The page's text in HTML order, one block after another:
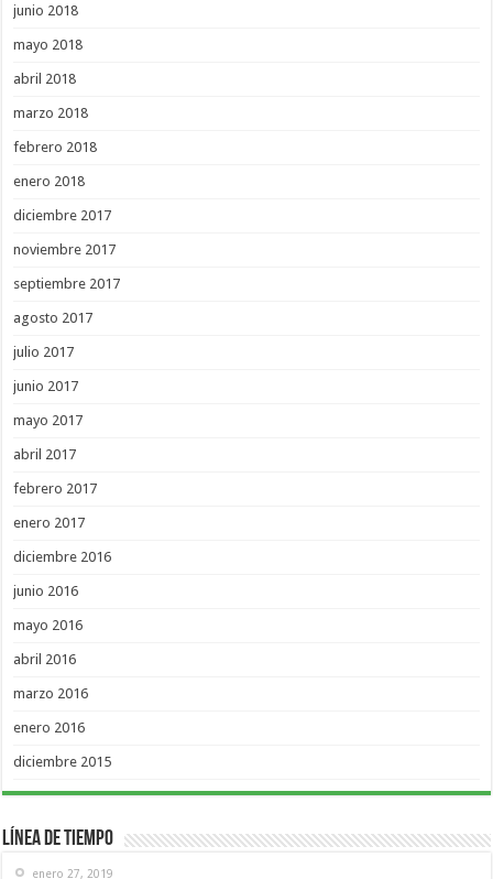
junio 2018
mayo 2018
abril 2018
marzo 2018
febrero 2018
enero 2018
diciembre 2017
noviembre 2017
septiembre 2017
agosto 2017
julio 2017
junio 2017
mayo 2017
abril 2017
febrero 2017
enero 2017
diciembre 2016
junio 2016
mayo 2016
abril 2016
marzo 2016
enero 2016
diciembre 2015
Línea de Tiempo
enero 27, 2019